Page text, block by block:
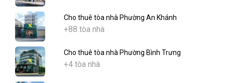
Cho thuê tòa nhà Phường An Khánh
+88 tòa nhà
Cho thuê tòa nhà Phường Bình Trưng
+4 tòa nhà